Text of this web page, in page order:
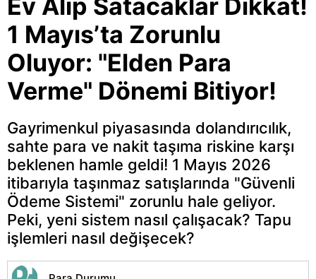
Ev Alıp Satacaklar Dikkat!
1 Mayıs’ta Zorunlu
Oluyor: "Elden Para
Verme" Dönemi Bitiyor!
Gayrimenkul piyasasında dolandırıcılık,
sahte para ve nakit taşıma riskine karşı
beklenen hamle geldi! 1 Mayıs 2026
itibarıyla taşınmaz satışlarında "Güvenli
Ödeme Sistemi" zorunlu hale geliyor.
Peki, yeni sistem nasıl çalışacak? Tapu
işlemleri nasıl değişecek?